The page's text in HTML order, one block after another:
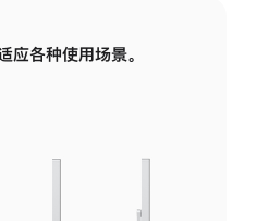
应各种使用场景。